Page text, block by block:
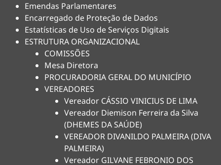
Emendas Parlamentares
Encarregado de Proteção de Dados
Estatísticas de Uso de Serviços Digitais
ESTRUTURA ORGANIZACIONAL
COMISSÕES
Mesa Diretora
PROCURADORIA GERAL DO MUNICÍPIO
VEREADORES
Vereador CÁSSIO VINICIUS DE LIMA
Vereador Diemison Ferreira da Silva
(DHEMES DA SAÚDE)
VEREADOR DIVANILDO PALMEIRA (DIVA
PALMEIRA)
Vereador GILVANE FEBRONIO DOS